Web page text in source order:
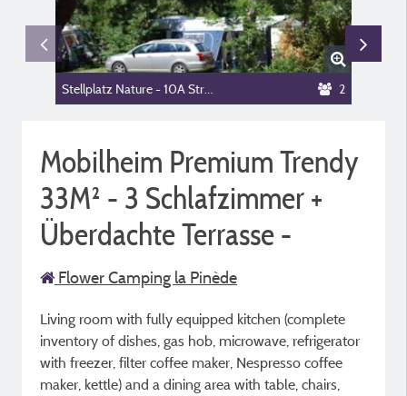
2
Mobilheim Premium Trendy
33M² - 3 Schlafzimmer +
Überdachte Terrasse -
Flower Camping la Pinède
Living room with fully equipped kitchen (complete
inventory of dishes, gas hob, microwave, refrigerator
with freezer, filter coffee maker, Nespresso coffee
maker, kettle) and a dining area with table, chairs,